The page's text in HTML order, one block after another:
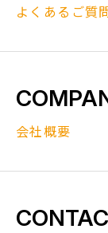
よくあるご質
会社概要